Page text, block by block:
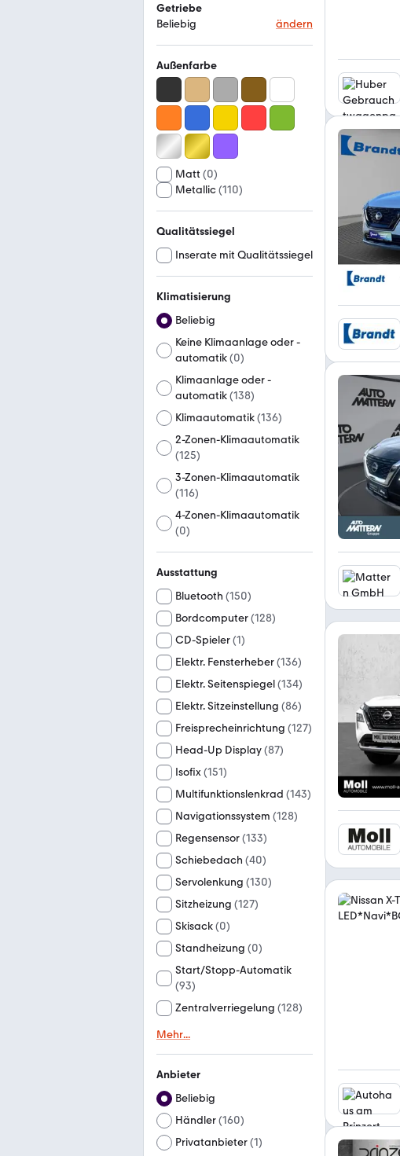
Getriebe
Beliebig
ändern
Außenfarbe
Matt (0)
Metallic(110)
Qualitätssiegel
Inserate mit Qualitätssiegel
Klimatisierung
Beliebig
Keine Klimaanlage oder -
automatik(0)
Klimaanlage oder -
automatik(138)
Klimaautomatik(136)
2-Zonen-Klimaautomatik
(125)
3-Zonen-Klimaautomatik
(116)
4-Zonen-Klimaautomatik
(0)
Ausstattung
Bluetooth (150)
Bordcomputer(128)
CD-Spieler(1)
Elektr. Fensterheber(136)
Elektr. Seitenspiegel(134)
Elektr. Sitzeinstellung (86)
Freisprecheinrichtung (127)
Head-Up Display(87)
Isofix(151)
Multifunktionslenkrad (143)
Navigationssystem (128)
Regensensor(133)
Schiebedach (40)
Servolenkung (130)
Sitzheizung (127)
Skisack(0)
Standheizung (0)
Start/Stopp-Automatik
(93)
Zentralverriegelung (128)
Mehr...
Anbieter
Beliebig
Händler(160)
Privatanbieter(1)